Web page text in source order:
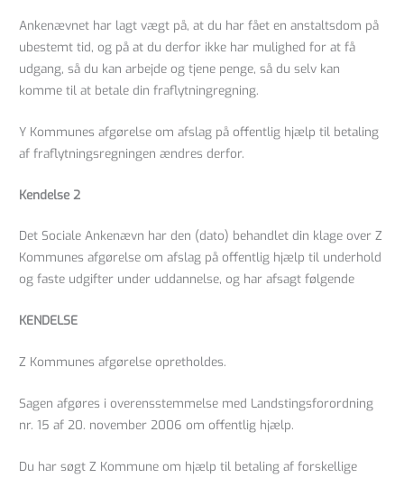
Ankenævnet har lagt vægt på, at du har fået en anstaltsdom på
ubestemt tid, og på at du derfor ikke har mulighed for at få
udgang, så du kan arbejde og tjene penge, så du selv kan
komme til at betale din fraflytningregning.
Y Kommunes afgørelse om afslag på offentlig hjælp til betaling
af fraflytningsregningen ændres derfor.
Kendelse 2
Det Sociale Ankenævn har den (dato) behandlet din klage over Z
Kommunes afgørelse om afslag på offentlig hjælp til underhold
og faste udgifter under uddannelse, og har afsagt følgende
KENDELSE
Z Kommunes afgørelse opretholdes.
Sagen afgøres i overensstemmelse med Landstingsforordning
nr. 15 af 20. november 2006 om offentlig hjælp.
Du har søgt Z Kommune om hjælp til betaling af forskellige